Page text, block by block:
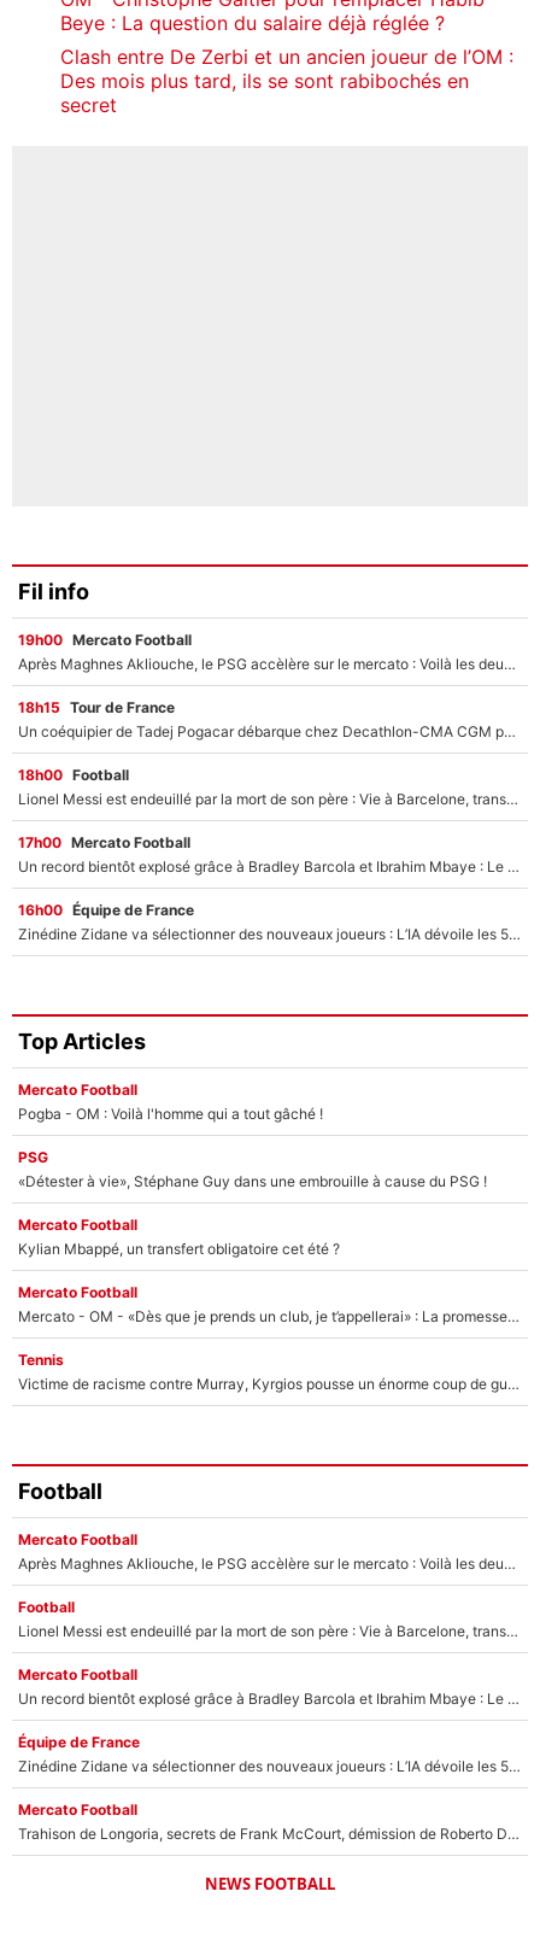
Beye : La question du salaire déjà réglée ?
Clash entre De Zerbi et un ancien joueur de l’OM :
Des mois plus tard, ils se sont rabibochés en
secret
Fil info
19h00 Mercato Football
Après Maghnes Akliouche, le PSG accèlère sur le mercato : Voilà les deux nouvelles recrues qui vont signer la semaine prochaine ?
18h15 Tour de France
Un coéquipier de Tadej Pogacar débarque chez Decathlon-CMA CGM pour épauler Paul Seixas : «Mes meilleures années sont à venir»
18h00 Football
Lionel Messi est endeuillé par la mort de son père : Vie à Barcelone, transfert au PSG... voilà comment Jorge Messi a joué un rôle essentiel dans sa carrière !
17h00 Mercato Football
Un record bientôt explosé grâce à Bradley Barcola et Ibrahim Mbaye : Le PSG sur le point de réaliser un mercato historique ?
16h00 Équipe de France
Zinédine Zidane va sélectionner des nouveaux joueurs : L’IA dévoile les 5 cracks qui pourraient rapidement le rejoindre en équipe de France !
Top Articles
Mercato Football
Pogba - OM : Voilà l'homme qui a tout gâché !
PSG
«Détester à vie», Stéphane Guy dans une embrouille à cause du PSG !
Mercato Football
Kylian Mbappé, un transfert obligatoire cet été ?
Mercato Football
Mercato - OM - «Dès que je prends un club, je t’appellerai» : La promesse de Marcelino au moment de claquer la porte
Tennis
Victime de racisme contre Murray, Kyrgios pousse un énorme coup de gueule !
Football
Mercato Football
Après Maghnes Akliouche, le PSG accèlère sur le mercato : Voilà les deux nouvelles recrues qui vont signer la semaine prochaine ?
Football
Lionel Messi est endeuillé par la mort de son père : Vie à Barcelone, transfert au PSG... voilà comment Jorge Messi a joué un rôle essentiel dans sa carrière !
Mercato Football
Un record bientôt explosé grâce à Bradley Barcola et Ibrahim Mbaye : Le PSG sur le point de réaliser un mercato historique ?
Équipe de France
Zinédine Zidane va sélectionner des nouveaux joueurs : L’IA dévoile les 5 cracks qui pourraient rapidement le rejoindre en équipe de France !
Mercato Football
Trahison de Longoria, secrets de Frank McCourt, démission de Roberto De Zerbi : Medhi Benatia se lâche sur son départ de l'OM et fait d'importantes révélations
NEWS FOOTBALL